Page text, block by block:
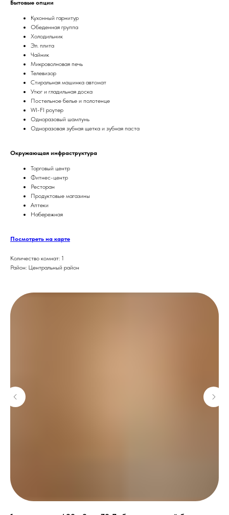
Бытовые опции
Кухонный гарнитур
Обеденная группа
Холодильник
Эл. плита
Чайник
Микроволновая печь
Телевизор
Стиральная машинка автомат
Утюг и гладильная доска
Постельное белье и полотенце
WI-FI роутер
Одноразовый шампунь
Одноразовая зубная щетка и зубная паста
Окружающая инфраструктура
Торговый центр
Фитнес-центр
Ресторан
Продуктовые магазины
Аптеки
Набережная
Посмотреть на карте
Количество комнат: 1
Район: Центральный район